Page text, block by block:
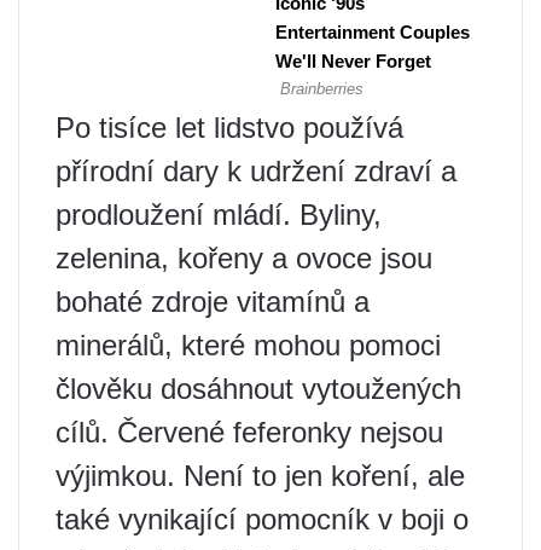
Po tisíce let lidstvo používá
přírodní dary k udržení zdraví a
prodloužení mládí. Byliny,
zelenina, kořeny a ovoce jsou
bohaté zdroje vitamínů a
minerálů, které mohou pomoci
člověku dosáhnout vytoužených
cílů. Červené feferonky nejsou
výjimkou. Není to jen koření, ale
také vynikající pomocník v boji o